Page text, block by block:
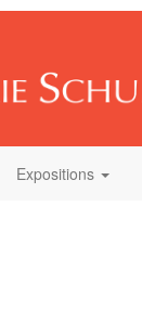
Expositions